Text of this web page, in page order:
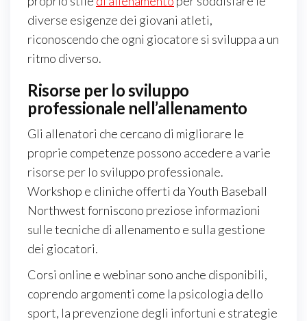
diverse esigenze dei giovani atleti,
riconoscendo che ogni giocatore si sviluppa a un
ritmo diverso.
Risorse per lo sviluppo
professionale nell’allenamento
Gli allenatori che cercano di migliorare le
proprie competenze possono accedere a varie
risorse per lo sviluppo professionale.
Workshop e cliniche offerti da Youth Baseball
Northwest forniscono preziose informazioni
sulle tecniche di allenamento e sulla gestione
dei giocatori.
Corsi online e webinar sono anche disponibili,
coprendo argomenti come la psicologia dello
sport, la prevenzione degli infortuni e strategie